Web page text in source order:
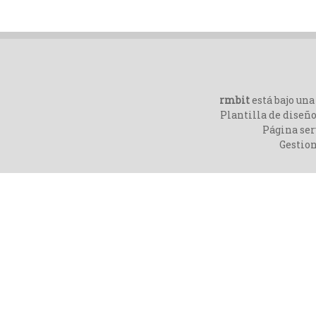
rmbitestá bajo una
Plantilla de
Página